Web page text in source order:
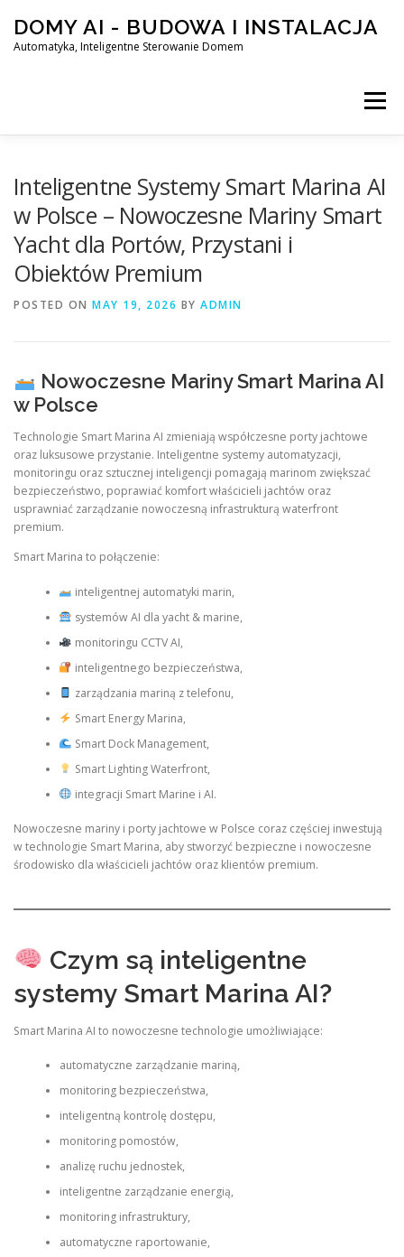
content
DOMY AI - BUDOWA I INSTALACJA
Automatyka, Inteligentne Sterowanie Domem
Menu
SMART DOM AI – AUTOMATYKA, INTELIGENTNE
BLOG KONTAKT
Inteligentne Systemy Smart Marina AI
w Polsce – Nowoczesne Mariny Smart
Yacht dla Portów, Przystani i
Obiektów Premium
POSTED ON MAY 19, 2026 BY ADMIN
Nowoczesne Mariny Smart Marina AI
w Polsce
Technologie Smart Marina AI zmieniają współczesne porty jachtowe
oraz luksusowe przystanie. Inteligentne systemy automatyzacji,
monitoringu oraz sztucznej inteligencji pomagają marinom zwiększać
bezpieczeństwo, poprawiać komfort właścicieli jachtów oraz
usprawniać zarządzanie nowoczesną infrastrukturą waterfront
premium.
Smart Marina to połączenie:
inteligentnej automatyki marin,
systemów AI dla yacht & marine,
monitoringu CCTV AI,
inteligentnego bezpieczeństwa,
zarządzania mariną z telefonu,
Smart Energy Marina,
Smart Dock Management,
Smart Lighting Waterfront,
integracji Smart Marine i AI.
Nowoczesne mariny i porty jachtowe w Polsce coraz częściej inwestują
w technologie Smart Marina, aby stworzyć bezpieczne i nowoczesne
środowisko dla właścicieli jachtów oraz klientów premium.
Czym są inteligentne
systemy Smart Marina AI?
Smart Marina AI to nowoczesne technologie umożliwiające:
automatyczne zarządzanie mariną,
monitoring bezpieczeństwa,
inteligentną kontrolę dostępu,
monitoring pomostów,
analizę ruchu jednostek,
inteligentne zarządzanie energią,
monitoring infrastruktury,
automatyczne raportowanie,